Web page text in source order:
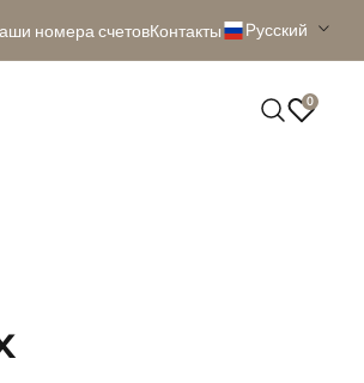
номера счетовКонтакты Pусский
0